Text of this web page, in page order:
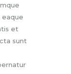
eaque
et
sunt